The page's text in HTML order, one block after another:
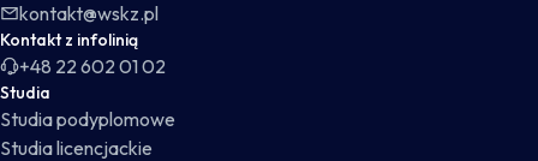
kontakt@wskz.pl
Kontakt z infolinią
+48 22 602 01 02
Studia
Studia podyplomowe
Studia licencjackie